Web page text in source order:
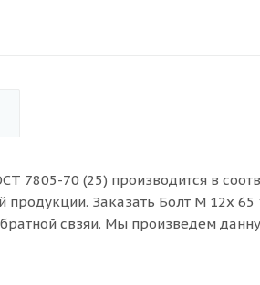
7805-70 (25) производится в
продукции. Заказать Болт M 12x
свзяи. Мы произведем